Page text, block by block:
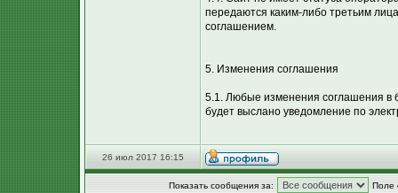
передаются каким-либо третьим
соглашением.
5. Изменения соглашения
5.1. Любые изменения соглашения в
будет выслано уведомление по
26 июл 2017 16:15
Показать сообщения за: Поле